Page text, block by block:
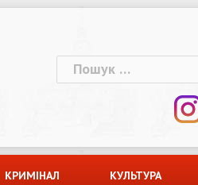
Пошук:
КРИМІНАЛ КУЛЬТУРА